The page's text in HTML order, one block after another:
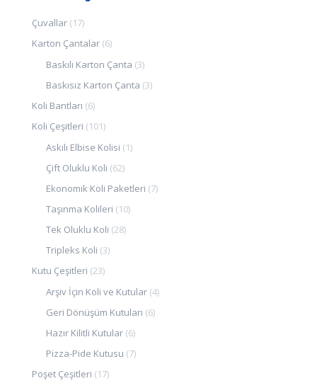
Çuvallar (17)
Karton Çantalar (6)
Baskılı Karton Çanta (3)
Baskısız Karton Çanta (3)
Koli Bantları (6)
Koli Çeşitleri (101)
Askılı Elbise Kolisi (1)
Çift Oluklu Koli (62)
Ekonomik Koli Paketleri (7)
Taşınma Kolileri (10)
Tek Oluklu Koli (28)
Tripleks Koli (3)
Kutu Çeşitleri (23)
Arşiv İçin Koli ve Kutular (4)
Geri Dönüşüm Kutuları (6)
Hazır Kilitli Kutular (6)
Pizza-Pide Kutusu (7)
Poşet Çeşitleri (17)